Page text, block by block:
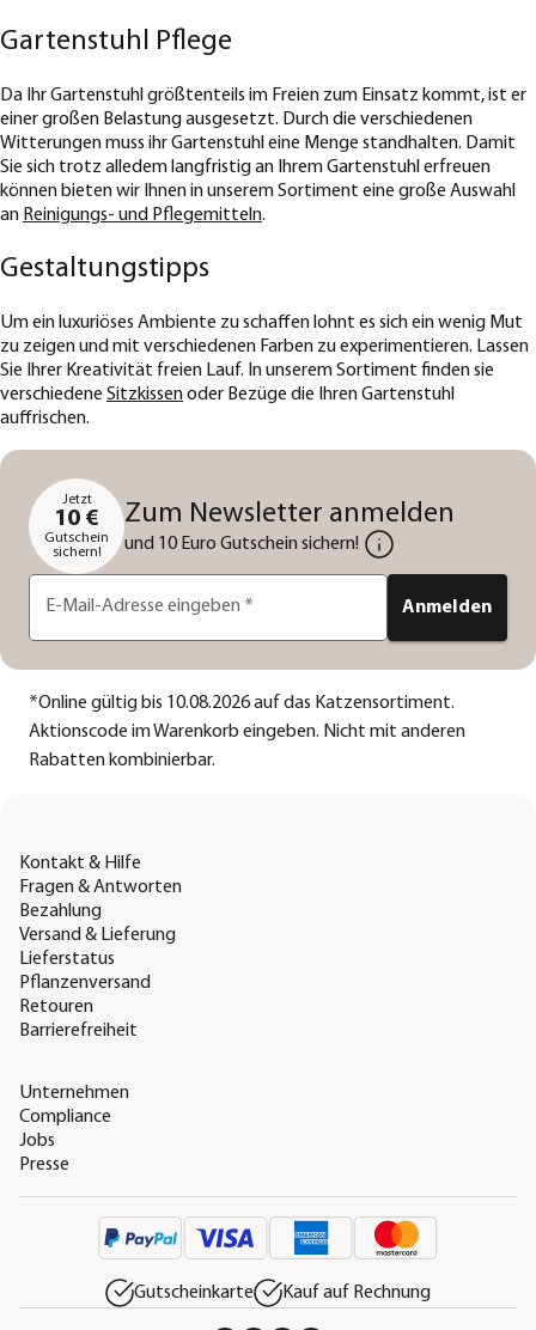
Gartenstuhl Pflege
Da Ihr Gartenstuhl größtenteils im Freien zum Einsatz kommt, ist er
einer großen Belastung ausgesetzt. Durch die verschiedenen
Witterungen muss ihr Gartenstuhl eine Menge standhalten. Damit
Sie sich trotz alledem langfristig an Ihrem Gartenstuhl erfreuen
können bieten wir Ihnen in unserem Sortiment eine große Auswahl
an Reinigungs- und Pflegemitteln.
Gestaltungstipps
Um ein luxuriöses Ambiente zu schaffen lohnt es sich ein wenig Mut
zu zeigen und mit verschiedenen Farben zu experimentieren. Lassen
Sie Ihrer Kreativität freien Lauf. In unserem Sortiment finden sie
verschiedene Sitzkissenoder Bezüge die Ihren Gartenstuhl
auffrischen.
Jetzt
10 €
Gutschein
sichern!
Zum Newsletter anmelden
und 10 Euro Gutschein sichern!
E-Mail-Adresse eingeben * Anmelden
*Online gültig bis 10.08.2026 auf das Katzensortiment.
Aktionscode im Warenkorb eingeben. Nicht mit anderen
Rabatten kombinierbar.
Kontakt & Hilfe
Fragen & Antworten
Bezahlung
Versand & Lieferung
Lieferstatus
Pflanzenversand
Retouren
Barrierefreiheit
Unternehmen
Compliance
Jobs
Presse
Gutscheinkarte Kauf auf Rechnung